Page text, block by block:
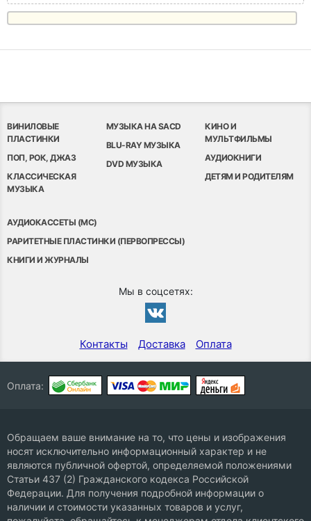
ВИНИЛОВЫЕ
ПЛАСТИНКИ
ПОП, РОК, ДЖАЗ
КЛАССИЧЕСКАЯ
МУЗЫКА
МУЗЫКА НА SACD
BLU-RAY МУЗЫКА
DVD МУЗЫКА
КИНО И
МУЛЬТФИЛЬМЫ
АУДИОКНИГИ
ДЕТЯМ И РОДИТЕЛЯМ
АУДИОКАССЕТЫ (MC)
РАРИТЕТНЫЕ ПЛАСТИНКИ (ПЕРВОПРЕССЫ)
КНИГИ И ЖУРНАЛЫ
Мы в соцсетях:
Контакты Доставка Оплата
Оплата:
Обращаем ваше внимание на то, что цены и изображения
носят исключительно информационный характер и не
являются публичной офертой, определяемой положениями
Статьи 437 (2) Гражданского кодекса Российской
Федерации. Для получения подробной информации о
наличии и стоимости указанных товаров и услуг,